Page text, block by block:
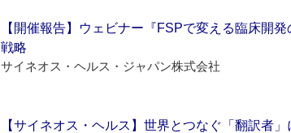
【開催報告】ウェビナー『FSPで変える臨床開
戦略
サイネオス・ヘルス・ジャパン株式会社
【サイネオス・ヘルス】世界とつなぐ「翻訳者